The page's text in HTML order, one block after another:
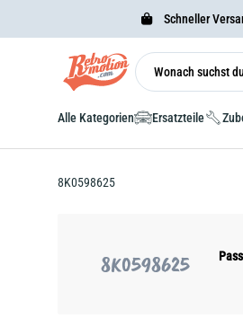
Schneller
Alle Kategorien Ersatzteile
8K0598625
8K0598625